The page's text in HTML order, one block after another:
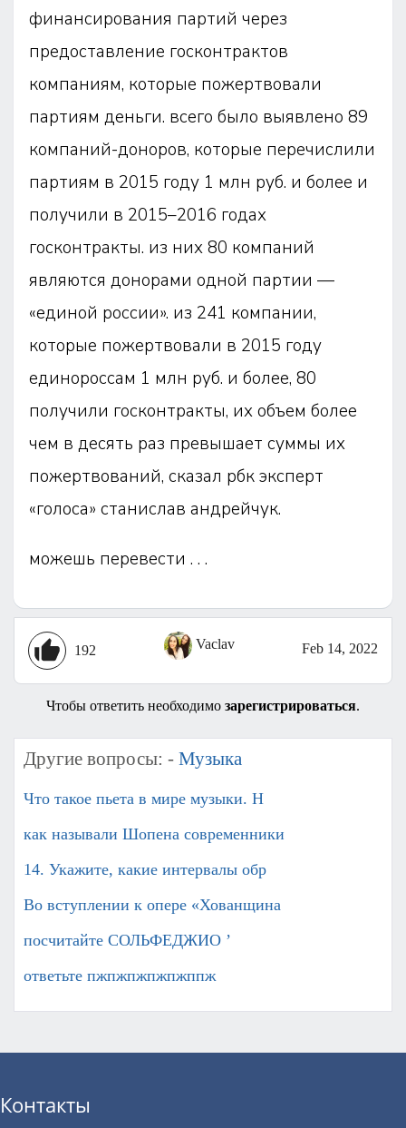
финансирования партий через
предоставление госконтрактов
компаниям, которые пожертвовали
партиям деньги. всего было выявлено 89
компаний-доноров, которые перечислили
партиям в 2015 году 1 млн руб. и более и
получили в 2015–2016 годах
госконтракты. из них 80 компаний
являются донорами одной партии —
«единой россии». из 241 компании,
которые пожертвовали в 2015 году
единороссам 1 млн руб. и более, 80
получили госконтракты, их объем более
чем в десять раз превышает суммы их
пожертвований, сказал рбк эксперт
«голоса» станислав андрейчук.
можешь перевести . . .
192 Vaclav Feb 14, 2022
Чтобы ответить необходимо зарегистрироваться.
Другие вопросы: - Музыка
Что такое пьета в мире музыки. Н
как называли Шопена современники
14. Укажите, какие интервалы обр
Во вступлении к опере «Хованщина
посчитайте СОЛЬФЕДЖИО ’
ответьте пжпжпжпжпжппж ​
Контакты